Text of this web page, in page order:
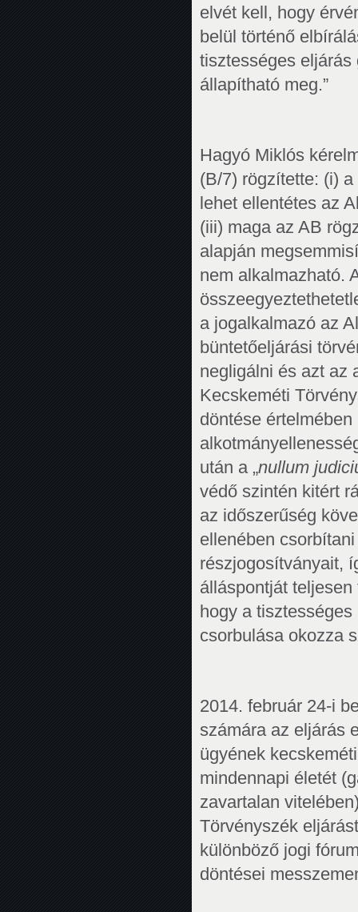
elvét kell, hogy
belül történő
tisztességes
állapítható meg.”
Hagyó Miklós
(B/7) rögzítette: (i)
lehet ellentétes az
(iii) maga az AB
alapján
nem alkalmazható.
a jogalkalmazó az
büntetőeljárási
negligálni és azt az
Kecskeméti
döntése
után a „nullum
védő szintén kitért
az időszerűség
ellenében
részjogosítványait,
álláspontját
hogy a
csorbulása okozza
2014. február 24-i
számára az eljárás
ügyének
mindennapi életét
zavartalan
Törvényszék
különböző jogi
döntései